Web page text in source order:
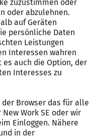
und
Woche)
Experienced